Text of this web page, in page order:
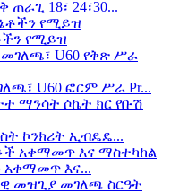
18፣ 24፣30...
የሚይዝ
U60 ፎርም ሥራ Pr...
ኮንክሪት ኢብዴዴ...
እና...